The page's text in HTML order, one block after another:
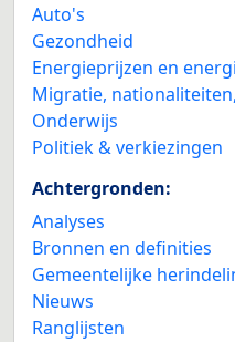
Auto's
Gezondheid
Energieprijzen en
Migratie,
Onderwijs
Politiek & verkiezingen
Achtergronden:
Analyses
Bronnen en definities
Gemeentelijke
Nieuws
Ranglijsten